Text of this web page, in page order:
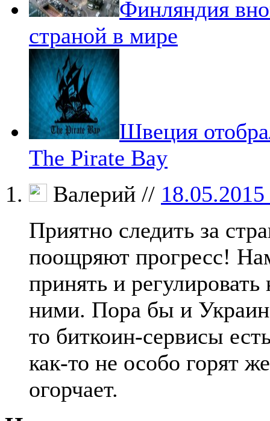
Финляндия
страной в мире
Швеция
The Pirate Bay
Валерий //
Приятно следить за
поощряют прогресс!
принять и
ними. Пора бы и
то биткоин-сервисы
как-то не особо горят
огорчает.